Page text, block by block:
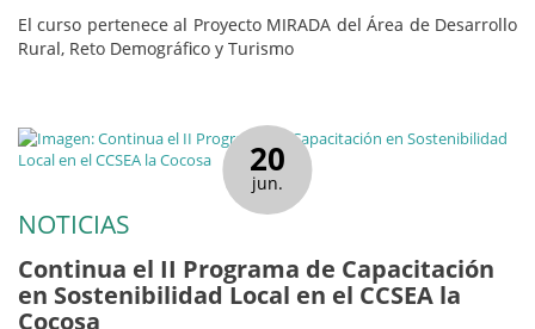
El curso pertenece al Proyecto MIRADA del Área de Desarrollo
Rural, Reto Demográfico y Turismo
20
jun.
NOTICIAS
Continua el II Programa de Capacitación
en Sostenibilidad Local en el CCSEA la
Cocosa